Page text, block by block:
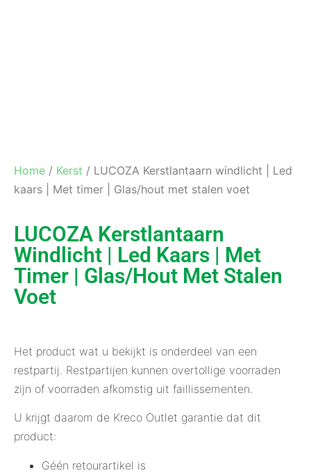
Home / Kerst / LUCOZA Kerstlantaarn windlicht | Led
kaars | Met timer | Glas/hout met stalen voet
LUCOZA Kerstlantaarn
Windlicht | Led Kaars | Met
Timer | Glas/hout Met Stalen
Voet
Het product wat u bekijkt is onderdeel van een
restpartij. Restpartijen kunnen overtollige voorraden
zijn of voorraden afkomstig uit faillissementen.
U krijgt daarom de Kreco Outlet garantie dat dit
product:
Géén retourartikel is